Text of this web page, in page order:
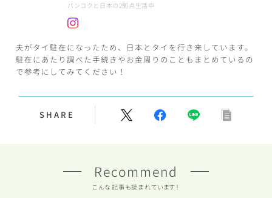
バンコクと日本の2拠点生活中
夫がタイ駐在になったため、日本とタイを行き来しています。
駐在にあたり調べた手続きやお金周りのこともまとめているの
で参考にしてみてください！
SHARE
Recommend
こんな記事も読まれています！